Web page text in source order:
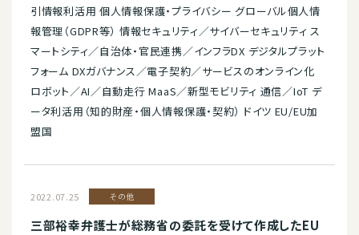
引情報利活用 個人情報保護・プライバシー グローバル個人情
報管理（GDPR等） 情報セキュリティ／サイバーセキュリティ ス
マートシティ／自治体・官民連携／インフラDX デジタルプラット
フォーム DXガバナンス／電子契約／サービスのオンライン化
ロボット／AI／自動走行 MaaS／新型モビリティ 通信／IoT デ
ータ利活用（知的財産・個人情報保護・契約） ドイツ EU/EU加
盟国
2022.07.25 その他
三部裕幸弁護士が総務省の委託を受けて作成したEU